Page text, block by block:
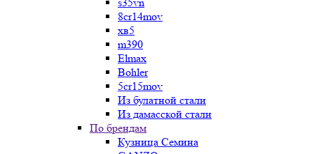
8cr14mov
хв5
m390
Elmax
Bohler
5cr15mov
Из булатной стали
Из дамасской стали
По брендам
Кузница Семина